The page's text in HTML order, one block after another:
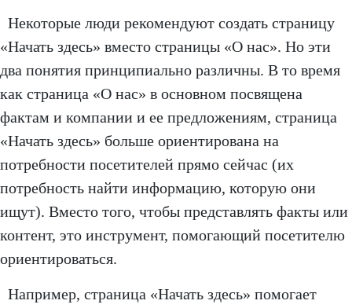
Некоторые люди рекомендуют создать страницу
«Начать здесь» вместо страницы «О нас». Но эти
два понятия принципиально различны. В то время
как страница «О нас» в основном посвящена
фактам и компании и ее предложениям, страница
«Начать здесь» больше ориентирована на
потребности посетителей прямо сейчас (их
потребность найти информацию, которую они
ищут). Вместо того, чтобы представлять факты или
контент, это инструмент, помогающий посетителю
ориентироваться.
Например, страница «Начать здесь» помогает